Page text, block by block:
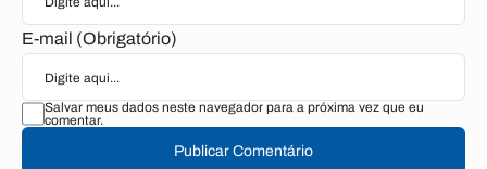
E-mail (Obrigatório)
Salvar meus dados neste navegador para a próxima vez que eu
comentar.
Publicar Comentário